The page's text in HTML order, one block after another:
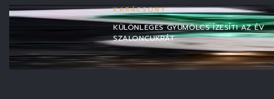
KARÁCSONY
KÜLÖNLEGES GYÜMÖLCS ÍZESÍTI AZ ÉV
SZALONCUKRÁT